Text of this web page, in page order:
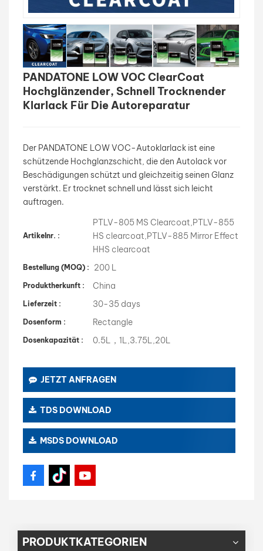
بالعربية
فارسی
中文
PANDATONE LOW VOC ClearCoat
Hochglänzender, Schnell Trocknender
Klarlack Für Die Autoreparatur
Der PANDATONE LOW VOC-Autoklarlack ist eine
schützende Hochglanzschicht, die den Autolack vor
Beschädigungen schützt und gleichzeitig seinen Glanz
verstärkt. Er trocknet schnell und lässt sich leicht
auftragen.
Artikelnr. :
PTLV-805 MS Clearcoat,PTLV-855
HS clearcoat,PTLV-885 Mirror Effect
HHS clearcoat
Bestellung (MOQ) : 200 L
Produktherkunft : China
Lieferzeit : 30-35 days
Dosenform : Rectangle
Dosenkapazität : 0.5L，1L,3.75L,20L
JETZT ANFRAGEN
TDS DOWNLOAD
MSDS DOWNLOAD
PRODUKTKATEGORIEN